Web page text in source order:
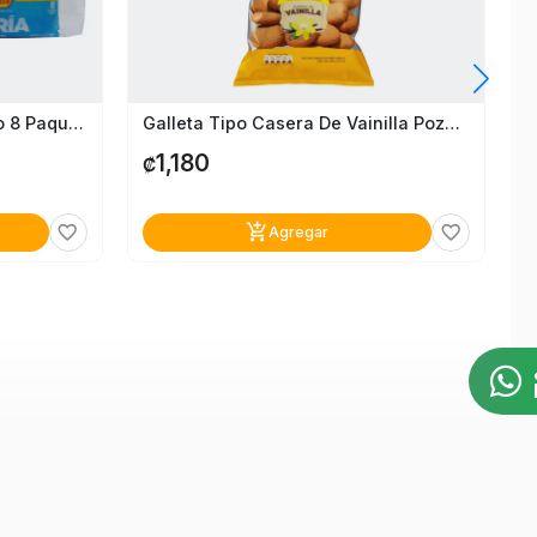
Galleta Maria Leche Pozuelo 8 Paquetes
favorite_border
Galleta Tipo Casera De Vainilla Pozuelo 300G
₡1,180
add_shopping_cartAgregar favorite_border